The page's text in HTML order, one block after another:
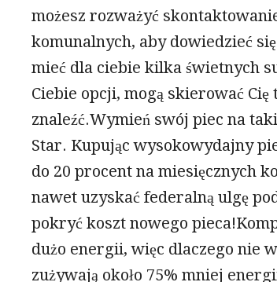
możesz rozważyć
komunalnych, aby dowiedzieć
mieć dla ciebie kilka świetnych
Ciebie opcji, mogą skierować Cię
znaleźć.Wymień swój piec na
Star. Kupując wysokowydajny
do 20 procent na miesięcznych
nawet uzyskać federalną ulgę
pokryć koszt nowego
dużo energii, więc dlaczego nie
zużywają około 75% mniej